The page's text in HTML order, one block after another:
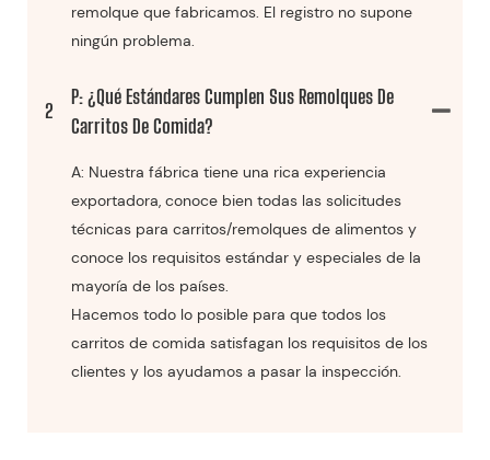
remolque que fabricamos. El registro no supone
ningún problema.
2
P: ¿Qué Estándares Cumplen Sus Remolques De
Carritos De Comida?
A: Nuestra fábrica tiene una rica experiencia
exportadora, conoce bien todas las solicitudes
técnicas para carritos/remolques de alimentos y
conoce los requisitos estándar y especiales de la
mayoría de los países.
Hacemos todo lo posible para que todos los
carritos de comida satisfagan los requisitos de los
clientes y los ayudamos a pasar la inspección.